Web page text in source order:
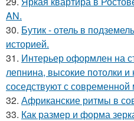
AN.
30. Бутик - отель в
историей.
31. Интерьер оформлен на
лепнина, высокие потолки и
соседствуют с
32. Африканские ритмы в
33. Как размер и форма